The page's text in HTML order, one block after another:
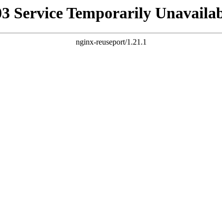
Service Temporarily
nginx-reuseport/1.21.1